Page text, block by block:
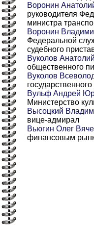
Воронин
руководителя
министра
Воронин
Федеральной
судебного
Вуколов
общественного
Вуколов
Вульф Андрей
Министерство
Высоцкий
вице-адмирал
Вьюгин Олег
финансовым